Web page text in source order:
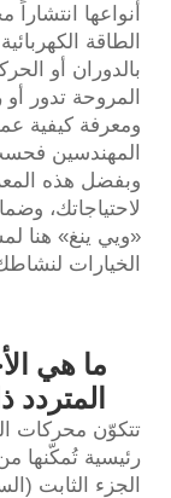
أنواعها
الطاقة
بالدوران أو
المروحة تدور
ومعرفة كيفية
المهندسين
وبفضل هذه
لاحتياجاتك،
«ويي ينغ» هنا
الخيارات
ما هي
تتكوّن محركات
رئيسية تُمكّنها
الجزء الثابت